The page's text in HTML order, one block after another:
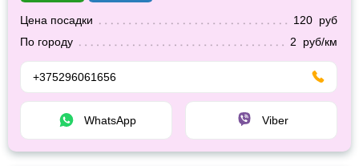
Цена посадки
120 руб
По городу
2 руб/км
+375296061656
WhatsApp Viber